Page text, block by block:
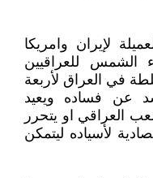
لإيران وامريكا
الشمس للعراقيين
في العراق لأربعة
عن فساده ويعيد
العراقي او يتحرر
لأسياده ليتمكن